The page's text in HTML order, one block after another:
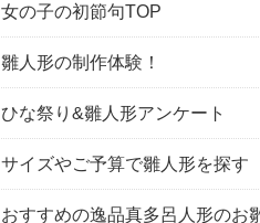
女の子の初節句TOP
雛人形の制作体験！
ひな祭り&雛人形アンケート
サイズやご予算で雛人形を探す
おすすめの逸品真多呂人形のお